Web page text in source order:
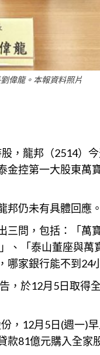
偉龍。本報資料照片
，龍邦（2514）
金控第一大股東萬
邦仍未有具體回應。
三問，包括：「萬
、「泰山董座與
家銀行能不到24
，於12月5日取得
，12月5日(週一)
款81億元購入全家